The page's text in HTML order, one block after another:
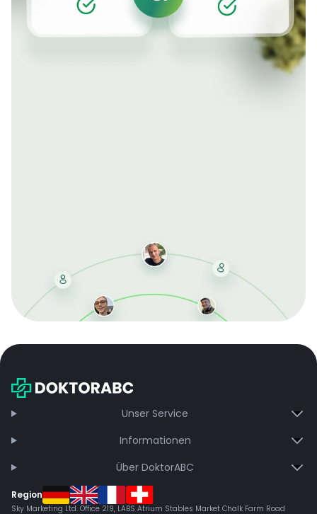
bei jeder Bestellung, erhalten schnelle Lieferung und
Unser Service
Informationen
Über DoktorABC
Region
Sky Marketing Ltd. Office 219, LABS Atrium Stables Market Chalk Farm Road